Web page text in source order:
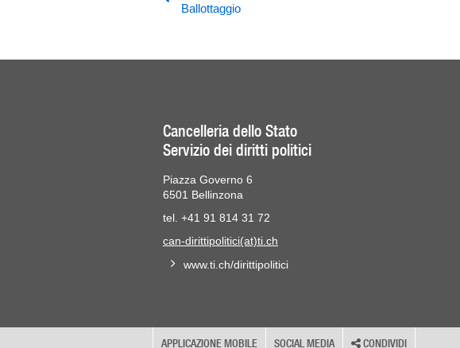
Ballottaggio
Cancelleria dello Stato
Servizio dei diritti politici
Piazza Governo 6
6501 Bellinzona
tel. +41 91 814 31 72
can-dirittipolitici(at)ti.ch
www.ti.ch/dirittipolitici
APPLICAZIONE MOBILE SOCIAL MEDIA CONDIVIDI